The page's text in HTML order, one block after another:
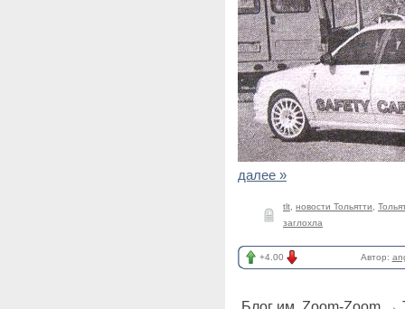
далее »
tlt новости Тольятти
заглохла
+4.00 Автор: